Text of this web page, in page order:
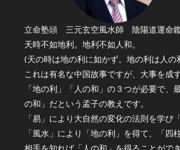
立命塾頭 三元玄空風水師 陰陽道運命
天時不如地利。地利不如人和。
(天の時は地の利に如かず。地の利は人の
これは有名な中国故事ですが、大事を成
「地の利」「人の和」の３つが必要で、
の和」だという孟子の教えです。
「易」により大自然の変化の法則を学び
「風水」により「地の利」を得て、「四